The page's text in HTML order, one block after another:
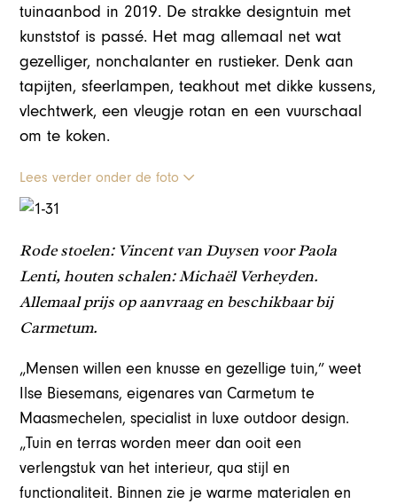
tuinaanbod in 2019. De strakke designtuin met
kunststof is passé. Het mag allemaal net wat
gezelliger, nonchalanter en rustieker. Denk aan
tapijten, sfeerlampen, teakhout met dikke kussens,
vlechtwerk, een vleugje rotan en een vuurschaal
om te koken.
Lees verder onder de foto
Rode stoelen: Vincent van Duysen voor Paola
Lenti, houten schalen: Michaël Verheyden.
Allemaal prijs op aanvraag en beschikbaar bij
Carmetum.
„Mensen willen een knusse en gezellige tuin,” weet
Ilse Biesemans, eigenares van Carmetum te
Maasmechelen, specialist in luxe outdoor design.
„Tuin en terras worden meer dan ooit een
verlengstuk van het interieur, qua stijl en
functionaliteit. Binnen zie je warme materialen en